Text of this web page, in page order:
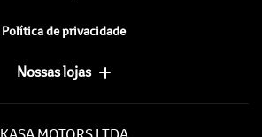
Política de privacidade
Nossas lojas